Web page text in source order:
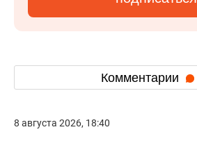
Комментарии
8 августа 2026, 18:40